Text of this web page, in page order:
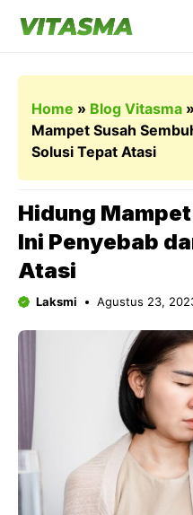
Home » Blog Vitasma »
Mampet Susah
Solusi Tepat Atasi
Hidung
Ini Penyebab
Atasi
Laksmi Agustus 23,